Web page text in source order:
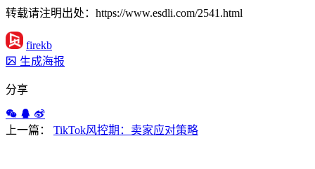
转载请注明出处：https://www.esdli.com/2541.html
firekb
生成海报
分享
上一篇： TikTok风控期：卖家应对策略